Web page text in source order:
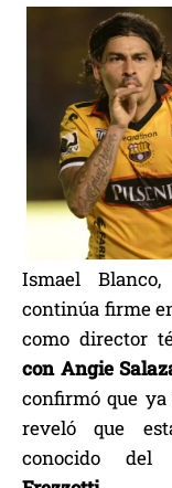
Ismael
continúa firme
como director
con Angie
confirmó que
reveló que
conocido del